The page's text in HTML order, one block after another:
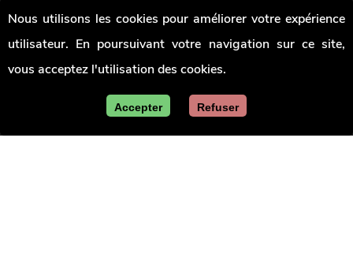
locaux
Union
des
villes
et
communes
Wallonie
Jobs
une
irrégularité
Nous utilisons les cookies pour améliorer votre expérience
utilisateur. En poursuivant votre navigation sur ce site,
vous acceptez l'utilisation des cookies.
Accepter Refuser